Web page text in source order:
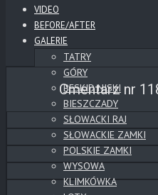
VIDEO
BEFORE/AFTER
GALERIE
TATRY
GÓRY
BESKID NISKI
BIESZCZADY
SŁOWACKI RAJ
SŁOWACKIE ZAMKI
POLSKIE ZAMKI
WYSOWA
KLIMKÓWKA
Cmentarz nr